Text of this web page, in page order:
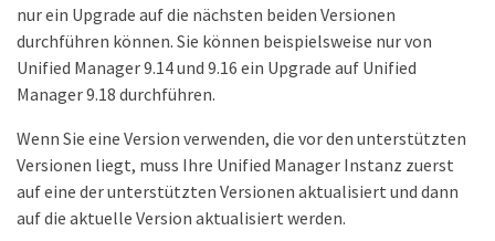
nur ein Upgrade auf die nächsten beiden Versionen
durchführen können. Sie können beispielsweise nur von
Unified Manager 9.14 und 9.16 ein Upgrade auf Unified
Manager 9.18 durchführen.
Wenn Sie eine Version verwenden, die vor den unterstützten
Versionen liegt, muss Ihre Unified Manager Instanz zuerst
auf eine der unterstützten Versionen aktualisiert und dann
auf die aktuelle Version aktualisiert werden.